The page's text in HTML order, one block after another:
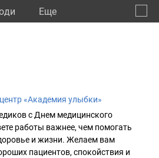
Eще
«Академия улыбки»
с Днем медицинского
работы важнее, чем помогать
и жизни. Желаем вам
пациентов, спокойствия и